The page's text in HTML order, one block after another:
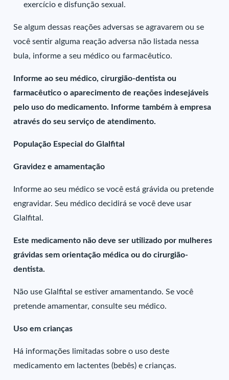
exercício e disfunção sexual.
Se algum dessas reações adversas se agravarem ou se
você sentir alguma reação adversa não listada nessa
bula, informe a seu médico ou farmacêutico.
Informe ao seu médico, cirurgião-dentista ou
farmacêutico o aparecimento de reações indesejáveis
pelo uso do medicamento. Informe também à empresa
através do seu serviço de atendimento.
População Especial do Glalfital
Gravidez e amamentação
Informe ao seu médico se você está grávida ou pretende
engravidar. Seu médico decidirá se você deve usar
Glalfital.
Este medicamento não deve ser utilizado por mulheres
grávidas sem orientação médica ou do cirurgião-
dentista.
Não use Glalfital se estiver amamentando. Se você
pretende amamentar, consulte seu médico.
Uso em crianças
Há informações limitadas sobre o uso deste
medicamento em lactentes (bebês) e crianças.